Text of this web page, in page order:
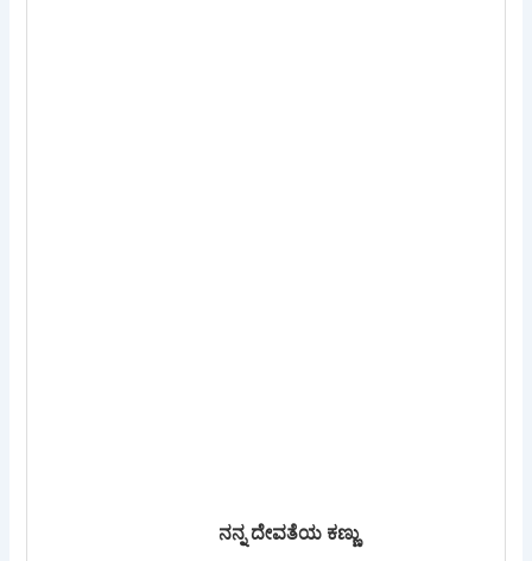
ನನ್ನ ದೇವತೆಯ ಕಣ್ಣು